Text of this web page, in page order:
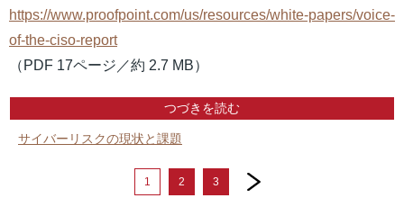
https://www.proofpoint.com/us/resources/white-papers/voice-
of-the-ciso-report
（PDF 17ページ／約 2.7 MB）
つづきを読む
サイバーリスクの現状と課題
1 2 3
next